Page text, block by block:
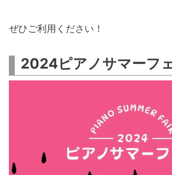
ぜひご利用ください！
2024ピアノサマーフ